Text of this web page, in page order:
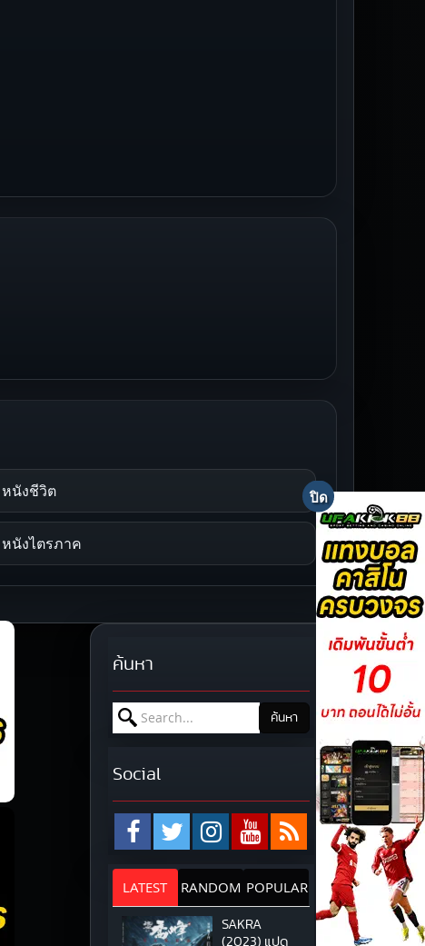
หนังชีวิต
หนังไตรภาค
ค้นหา
Search for: ค้นหา
Social
LATEST RANDOM POPULAR
SAKRA
(2023) แปด